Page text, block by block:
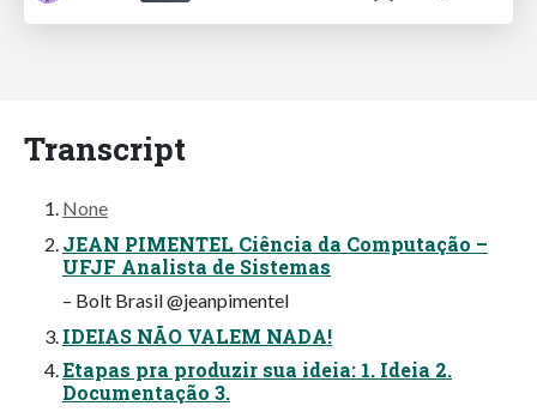
Transcript
None
JEAN PIMENTEL Ciência da Computação –
UFJF Analista de Sistemas
– Bolt Brasil @jeanpimentel
IDEIAS NÃO VALEM NADA!
Etapas pra produzir sua ideia: 1. Ideia 2.
Documentação 3.